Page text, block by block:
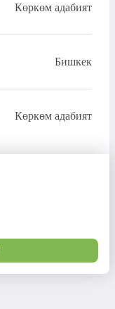
Көркөм адабият
Бишкек
Көркөм адабият